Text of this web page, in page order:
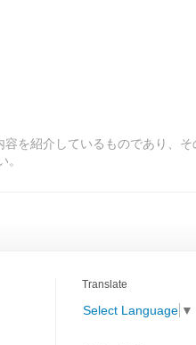
を紹介しているものであり、
Translate
Select Language ▼